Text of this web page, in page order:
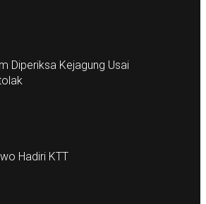
Diperiksa Kejagung Usai
Hadiri KTT